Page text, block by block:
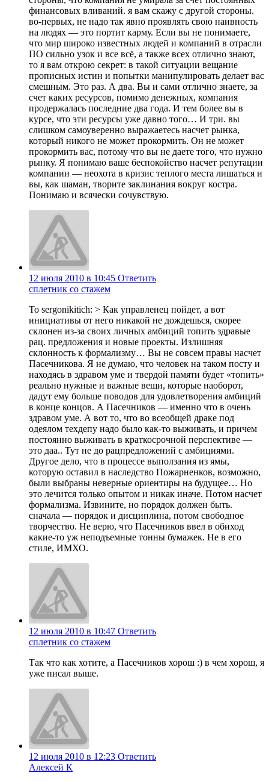
финансовых вливаний. я вам скажу с другой стороны.
во-первых, не надо так явно проявлять свою наивность
на людях — это портит карму. Если вы не понимаете,
что мир широко известных людей и компаний в отрасли
ПО сильно узок и все всё, а также всех отлично знают,
то я вам открою секрет: в такой ситуации вещание
прописных истин и попытки манипулировать делает вас
смешным. Это раз. А два. Вы и сами отлично знаете, за
счет каких ресурсов, помимо денежных, компания
продержалась последние два года. И тем более вы в
курсе, что эти ресурсы уже давно того… И три. вы
слишком самоуверенно выражаетесь насчет рынка,
который никого не может прокормить. Он не может
прокормить вас, потому что вы не даете того, что нужно
рынку. Я понимаю ваше беспокойство насчет репутации
компании — неохота в кризис теплого места лишаться и
вы, как шаман, творите заклинания вокруг костра.
Понимаю и всячески сочувствую.
12 июля 2010 в 10:45 Ответить
сплетник со стажем
To sergonikitich: > Как управленец пойдет, а вот
инициативы от него никакой не дождешься, скорее
склонен из-за своих личных амбиций топить здравые
рац. предложения и новые проекты. Излишняя
склонность к формализму… Вы не совсем правы насчет
Пасечникова. Я не думаю, что человек на таком посту и
находясь в здравом уме и твердой памяти будет «топить»
реально нужные и важные вещи, которые наоборот,
дадут ему больше поводов для удовлетворения амбиций
в конце концов. А Пасечников — именно что в очень
здравом уме. А вот то, что во всеобщей драке под
одеялом техдепу надо было как-то выживать, и причем
постоянно выживать в краткосрочной перспективе —
это даа.. Тут не до рацпредложений с амбициями.
Другое дело, что в процессе выползания из ямы,
которую оставил в наследство Пожарненков, возможно,
были выбраны неверные ориентиры на будущее… Но
это лечится только опытом и никак иначе. Потом насчет
формализма. Извините, но порядок должен быть.
сначала — порядок и дисциплина, потом свободное
творчество. Не верю, что Пасечников ввел в обиход
какие-то уж неподъемные тонны бумажек. Не в его
стиле, ИМХО.
12 июля 2010 в 10:47 Ответить
сплетник со стажем
Так что как хотите, а Пасечников хорош :) в чем хорош, я
уже писал выше.
12 июля 2010 в 12:23 Ответить
Алексей К